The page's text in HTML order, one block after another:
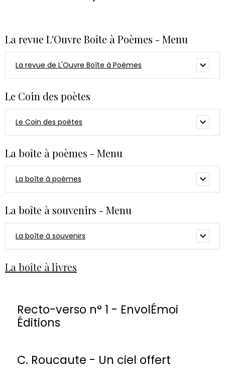
La revue L'Ouvre Boîte à Poèmes - Menu
La revue de L'Ouvre Boîte à Poèmes
Le Coin des poètes
Le Coin des poètes
La boîte à poèmes - Menu
La boîte à poèmes
La boîte à souvenirs - Menu
La boîte à souvenirs
La boîte à livres
Recto-verso n° 1 - EnvolÉmoi
Éditions
C. Roucaute - Un ciel offert